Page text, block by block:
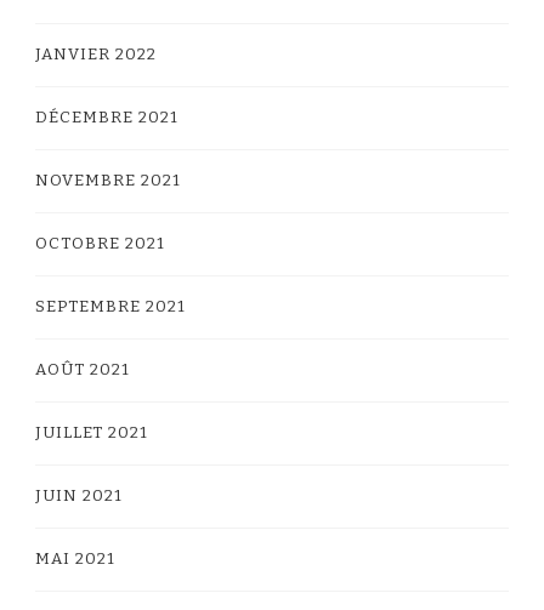
JANVIER 2022
DÉCEMBRE 2021
NOVEMBRE 2021
OCTOBRE 2021
SEPTEMBRE 2021
AOÛT 2021
JUILLET 2021
JUIN 2021
MAI 2021